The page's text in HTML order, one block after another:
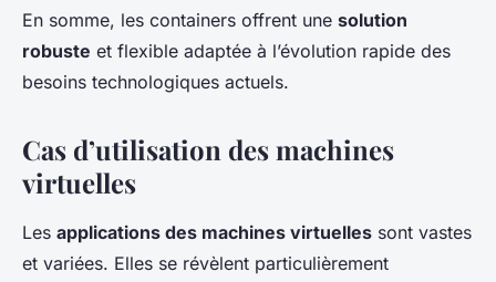
En somme, les containers offrent une solution
robuste et flexible adaptée à l’évolution rapide des
besoins technologiques actuels.
Cas d’utilisation des machines
virtuelles
Les applications des machines virtuelles sont vastes
et variées. Elles se révèlent particulièrement